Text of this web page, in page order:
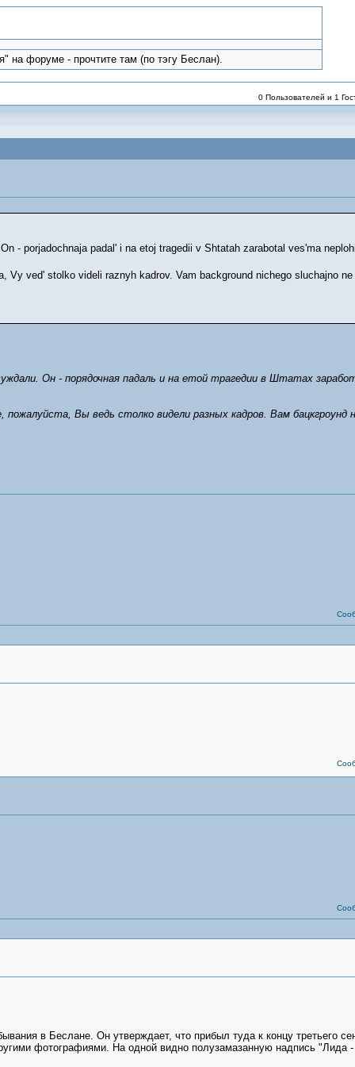
на форуме - прочтите там (по тэгу Беслан).
0 Пользователей и 1
- porjadochnaja padal' i na etoj tragedii v Shtatah zarabotal ves'ma
ved' stolko videli raznyh kadrov. Vam background nichego sluchajno
Он - порядочная падаль и на етой трагедии в Штатах
Вы ведь столко видели разных кадров. Вам бацкгроунд
в Беслане. Он утверждает, что прибыл туда к концу третьего
фотографиями. На одной видно полузамазанную надпись "Лида